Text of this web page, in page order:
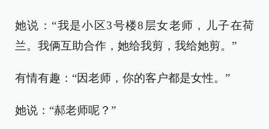
她说：“我是小区3号楼8层女老师，儿子在荷
兰。我俩互助合作，她给我剪，我给她剪。”
有情有趣：“因老师，你的客户都是女性。”
她说：“郝老师呢？”